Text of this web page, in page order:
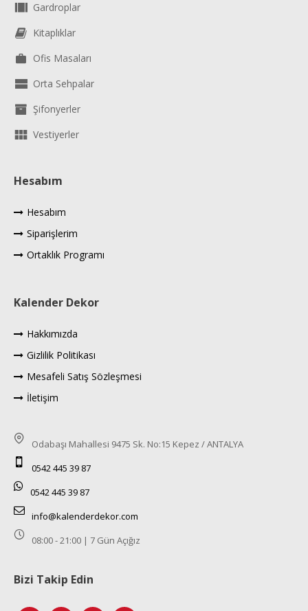
Gardroplar
Kitaplıklar
Ofis Masaları
Orta Sehpalar
Şifonyerler
Vestiyerler
Hesabım
Hesabım
Siparişlerim
Ortaklık Programı
Kalender Dekor
Hakkımızda
Gizlilik Politikası
Mesafeli Satış Sözleşmesi
İletişim
Odabaşı Mahallesi 9475 Sk. No:15 Kepez / ANTALYA
0542 445 39 87
0542 445 39 87
info@kalenderdekor.com
08:00 - 21:00 | 7 Gün Açığız
Bizi Takip Edin